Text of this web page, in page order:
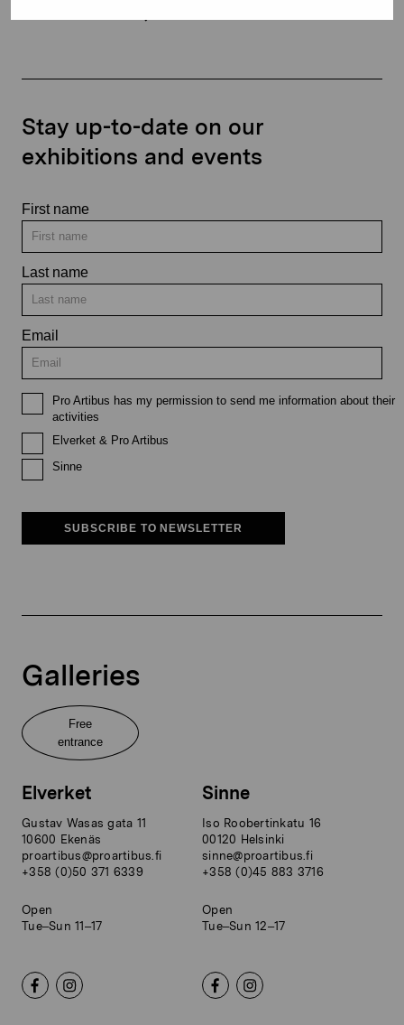
Stay up-to-date on our
exhibitions and events
First name
Last name
Email
Pro Artibus has my permission to send me information about their
activities
Elverket & Pro Artibus
Sinne
SUBSCRIBE TO NEWSLETTER
Galleries
Free
entrance
Elverket
Gustav Wasas gata 11
10600 Ekenäs
proartibus@proartibus.fi
+358 (0)50 371 6339
Open
Tue–Sun 11–17
Sinne
Iso Roobertinkatu 16
00120 Helsinki
sinne@proartibus.fi
+358 (0)45 883 3716
Open
Tue–Sun 12–17